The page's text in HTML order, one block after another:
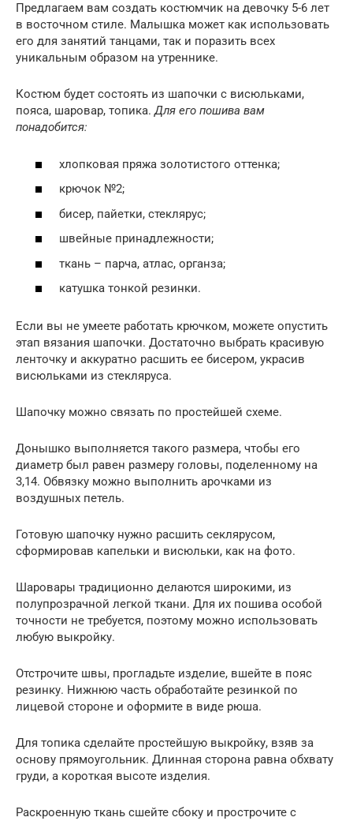
Предлагаем вам создать костюмчик на девочку 5-6 лет
в восточном стиле. Малышка может как использовать
его для занятий танцами, так и поразить всех
уникальным образом на утреннике.
Костюм будет состоять из шапочки с висюльками,
пояса, шаровар, топика.Для его пошива вам
понадобится:
хлопковая пряжа золотистого оттенка;
крючок №2;
бисер, пайетки, стеклярус;
швейные принадлежности;
ткань – парча, атлас, органза;
катушка тонкой резинки.
Если вы не умеете работать крючком, можете опустить
этап вязания шапочки. Достаточно выбрать красивую
ленточку и аккуратно расшить ее бисером, украсив
висюльками из стекляруса.
Шапочку можно связать по простейшей схеме.
Донышко выполняется такого размера, чтобы его
диаметр был равен размеру головы, поделенному на
3,14. Обвязку можно выполнить арочками из
воздушных петель.
Готовую шапочку нужно расшить секлярусом,
сформировав капельки и висюльки, как на фото.
Шаровары традиционно делаются широкими, из
полупрозрачной легкой ткани. Для их пошива особой
точности не требуется, поэтому можно использовать
любую выкройку.
Отстрочите швы, прогладьте изделие, вшейте в пояс
резинку. Нижнюю часть обработайте резинкой по
лицевой стороне и оформите в виде рюша.
Для топика сделайте простейшую выкройку, взяв за
основу прямоугольник. Длинная сторона равна обхвату
груди, а короткая высоте изделия.
Раскроенную ткань сшейте сбоку и прострочите с